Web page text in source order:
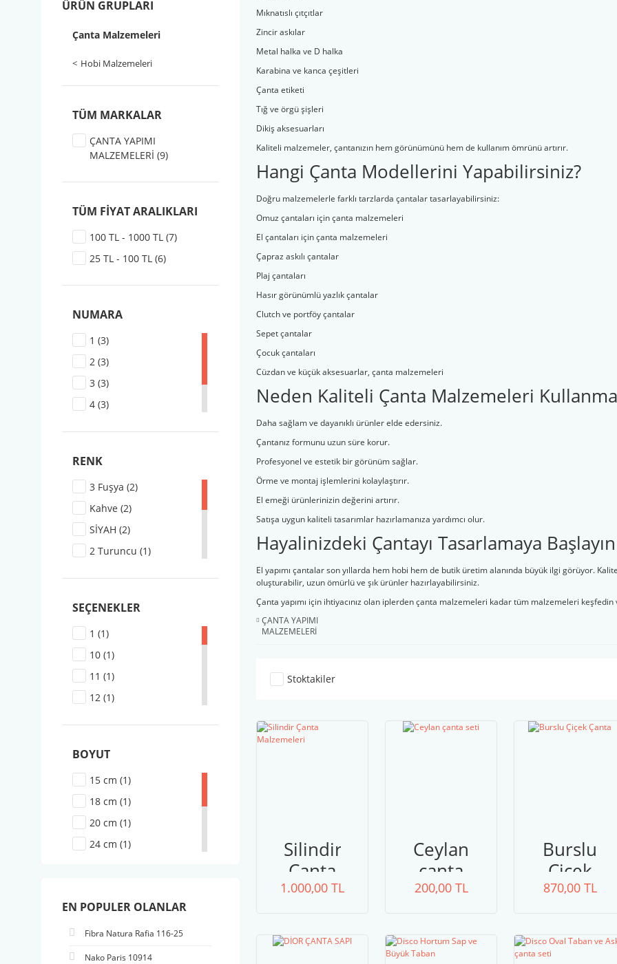
ÜRÜN GRUPLARI
Çanta Malzemeleri
Hobi Malzemeleri
TÜM MARKALAR
ÇANTA YAPIMI
MALZEMELERİ (9)
TÜM FIYAT ARALIKLARI
100 TL - 1000 TL (7)
25 TL - 100 TL (6)
NUMARA
1 (3)
2 (3)
3 (3)
4 (3)
RENK
3 Fuşya (2)
Kahve (2)
SİYAH (2)
2 Turuncu (1)
Lacivert (1)
TABA (1)
Vizon (1)
Yeşil (1)
SEÇENEKLER
1 (1)
10 (1)
11 (1)
12 (1)
15 (1)
16 (1)
2 (1)
3 (1)
4 (1)
7 (1)
8 (1)
9 (1)
BOYUT
15 cm (1)
18 cm (1)
20 cm (1)
24 cm (1)
büyük oval (1)
küçük oval (1)
EN POPULER OLANLAR
Fibra Natura Rafia 116-25
Nako Paris 10914
Mıknatıslı çıtçıtlar
Zincir askılar
Metal halka ve D halka
Karabina ve kanca çeşitleri
Çanta etiketi
Tığ ve örgü şişleri
Dikiş aksesuarları
Kaliteli malzemeler, çantanızın hem görünümünü hem de kullanım ömrünü artırır.
Hangi Çanta Modellerini Yapabilirsiniz?
Doğru malzemelerle farklı tarzlarda çantalar tasarlayabilirsiniz:
Omuz çantaları için çanta malzemeleri
El çantaları için çanta malzemeleri
Çapraz askılı çantalar
Plaj çantaları
Hasır görünümlü yazlık çantalar
Clutch ve portföy çantalar
Sepet çantalar
Çocuk çantaları
Cüzdan ve küçük aksesuarlar, çanta malzemeleri
Neden Kaliteli Çanta Malzemeleri
Daha sağlam ve dayanıklı ürünler elde edersiniz.
Çantanız formunu uzun süre korur.
Profesyonel ve estetik bir görünüm sağlar.
Örme ve montaj işlemlerini kolaylaştırır.
El emeği ürünlerinizin değerini artırır.
Satışa uygun kaliteli tasarımlar hazırlamanıza yardımcı olur.
Hayalinizdeki Çantayı Tasarlamaya Başlayın
El yapımı çantalar son yıllarda hem hobi hem de butik üretim alanında büyük ilgi görüyor.
oluşturabilir, uzun ömürlü ve şık ürünler hazırlayabilirsiniz.
Çanta yapımı için ihtiyacınız olan iplerden çanta malzemeleri kadar tüm malzemeleri
ÇANTA YAPIMI
MALZEMELERİ
Stoktakiler
Silindir
Çanta
Malzemeleri
1.000,00 TL
Ceylan
çanta
seti
200,00 TL
Burslu
Çiçek
Çanta
870,00 TL